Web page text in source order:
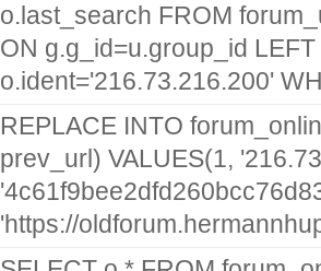
o.last_search FROM
ON g.g_id=u.group_id
o.ident='216.73.216.200'
REPLACE INTO
prev_url) VALUES(1,
'https://